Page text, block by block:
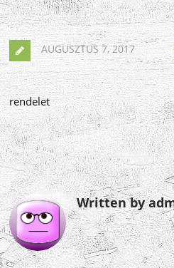
AUGUSZTUS 7, 2017
rendelet
Written by